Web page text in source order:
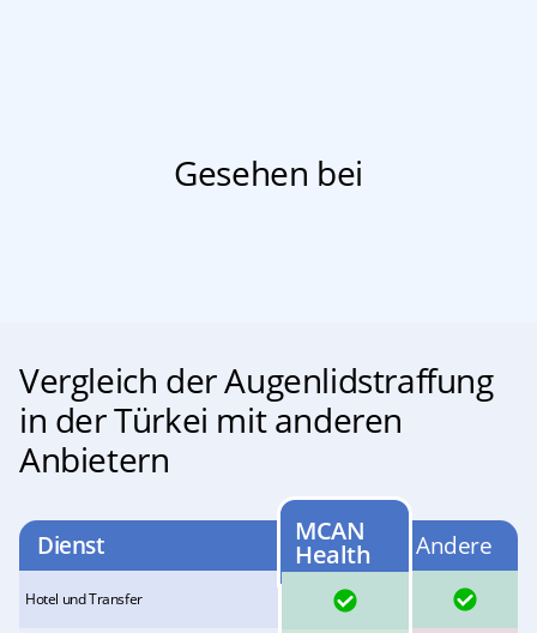
Gesehen bei
Vergleich der Augenlidstraffung
in der Türkei mit anderen
Anbietern
Dienst MCAN
Health Andere
Hotel und Transfer